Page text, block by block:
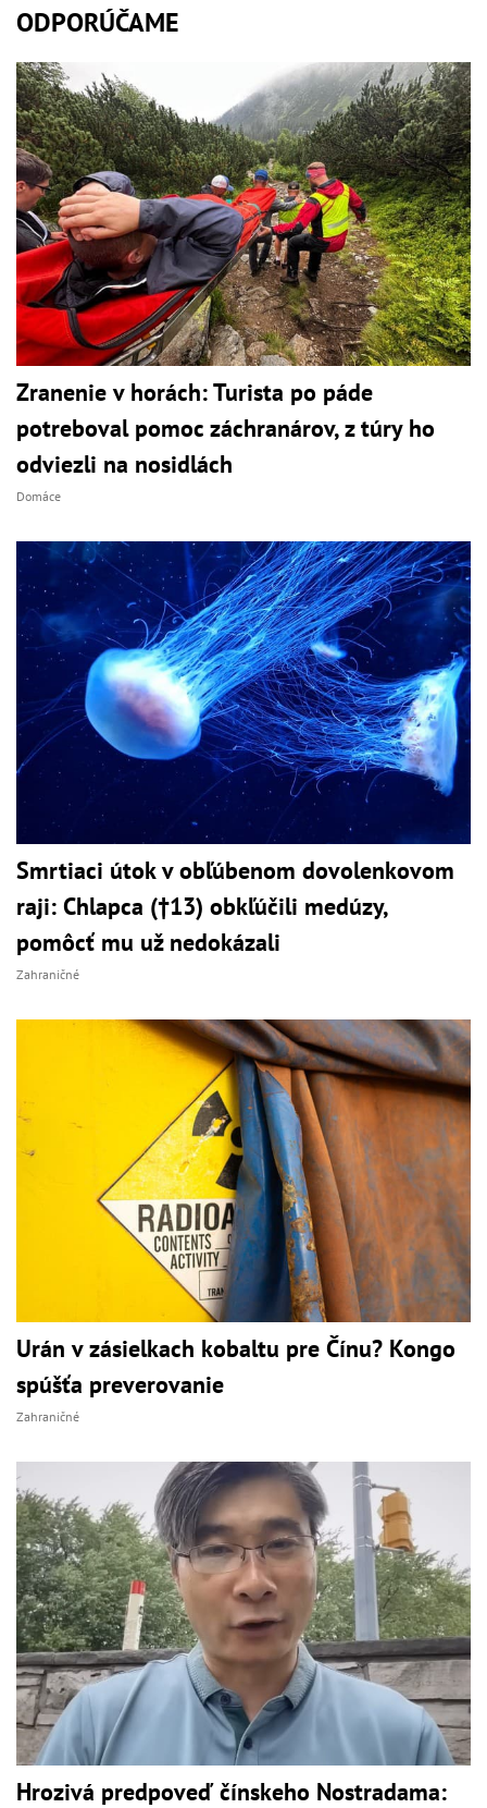
ODPORÚČAME
Zranenie v horách: Turista po páde
potreboval pomoc záchranárov, z túry ho
odviezli na nosidlách
Domáce
Smrtiaci útok v obľúbenom dovolenkovom
raji: Chlapca (†13) obkľúčili medúzy,
pomôcť mu už nedokázali
Zahraničné
Urán v zásielkach kobaltu pre Čínu? Kongo
spúšťa preverovanie
Zahraničné
Hrozivá predpoveď čínskeho Nostradama: